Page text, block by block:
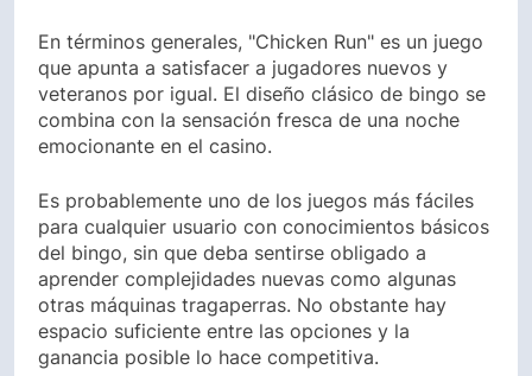
En términos generales, "Chicken Run" es un juego
que apunta a satisfacer a jugadores nuevos y
veteranos por igual. El diseño clásico de bingo se
combina con la sensación fresca de una noche
emocionante en el casino.
Es probablemente uno de los juegos más fáciles
para cualquier usuario con conocimientos básicos
del bingo, sin que deba sentirse obligado a
aprender complejidades nuevas como algunas
otras máquinas tragaperras. No obstante hay
espacio suficiente entre las opciones y la
ganancia posible lo hace competitiva.